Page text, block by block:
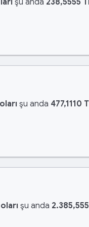
şu anda 238,5555
şu anda 477,1110
şu anda